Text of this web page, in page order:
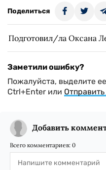
Поделиться
Подготовил/ла Оксана
Заметили ошибку?
Пожалуйста, выделите
Ctrl+Enter или
Добавить
Всего комментариев: 0